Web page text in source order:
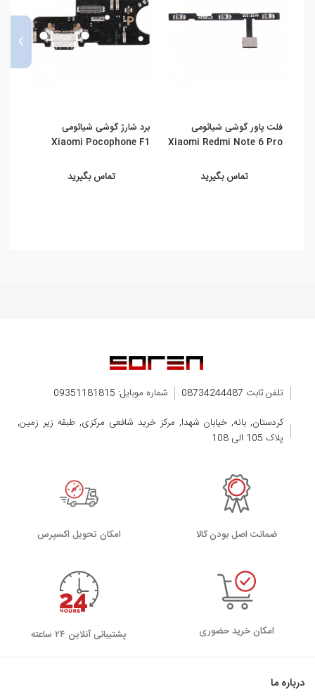
فلت پاور گوشی شیائومی
Xiaomi Redmi Note 6 Pro
تماس بگیرید
برد شارژ گوشی شیائومی
Xiaomi Pocophone F1
تماس بگیرید
›
تلفن ثابت 08734244487
شماره موبایل: 09351181815
کردستان, بانه, خیابان شهدا, مرکز خرید شافعی مرکزی, طبقه زیر زمین,
پلاک 105 الی 108
ضمانت اصل بودن کالا اﻣﮑﺎن ﺗﺤﻮﯾﻞ اﮐﺴﭙﺮس
امکان خرید حضوری پشتیبانی آنلاین ۲۴ ساعته
درباره ما